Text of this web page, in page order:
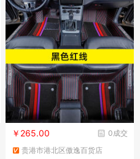
0成交
￥265.00
贵港市港北区傲逸百货店